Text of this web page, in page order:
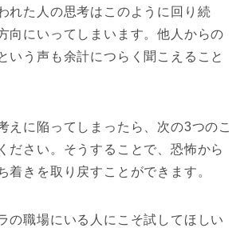
れた人の思考はこのように回り続
向にいってしまいます。他人からの
いう声も余計につらく聞こえること
えに陥ってしまったら、次の3つのこ
ださい。そうすることで、恐怖から
着きを取り戻すことができます。
の職場にいる人にこそ試してほしい